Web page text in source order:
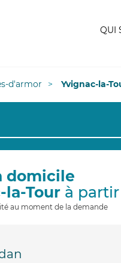
QUI
d'armor Yvignac-la-
domicile
la-Tourà partir
au moment de la demande